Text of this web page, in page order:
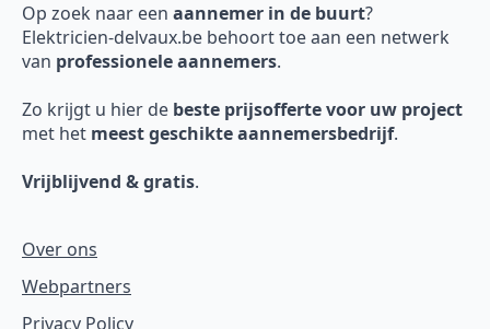
Op zoek naar een aannemer in de buurt?
Elektricien-delvaux.be behoort toe aan een netwerk
van professionele aannemers.
Zo krijgt u hier de beste prijsofferte voor uw project
met het meest geschikte aannemersbedrijf.
Vrijblijvend & gratis.
Over ons
Webpartners
Privacy Policy